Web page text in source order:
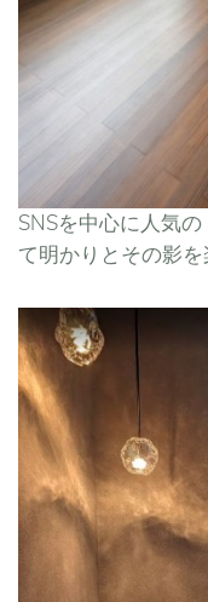
SNSを中心に人気
て明かりとその影